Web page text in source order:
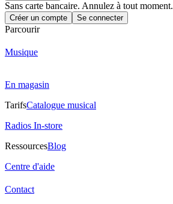
Sans carte bancaire. Annulez à tout moment.
Créer un compte Se connecter
Parcourir
Musique
En magasin
TarifsCatalogue musical
Radios In-store
RessourcesBlog
Centre d'aide
Contact